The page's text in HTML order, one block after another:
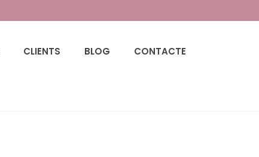
CLIENTS BLOG CONTACTE